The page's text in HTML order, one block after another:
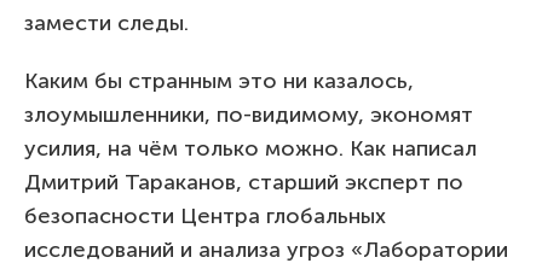
замести следы.
Каким бы странным это ни казалось,
злоумышленники, по-видимому, экономят
усилия, на чём только можно. Как написал
Дмитрий Тараканов, старший эксперт по
безопасности Центра глобальных
исследований и анализа угроз «Лаборатории